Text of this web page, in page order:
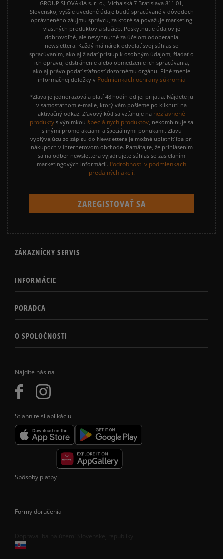
Nájdite nás na
Stiahnite si aplikáciu
GROUP SLOVAKIA s. r. o., Michalská 7 Bratislava 811 01,
Slovensko, vyššie uvedené údaje budú spracúvané v dôvodoch
oprávneného záujmu správcu, za ktoré sa považuje marketing
vlastných produktov a služieb. Poskytnutie údajov je
dobrovoľné, ale nevyhnutné za účelom odoberania
newslettera. Každý má nárok odvolať svoj súhlas so
spracúvaním, ako aj žiadať prístup k osobným údajom, žiadať o
ich opravu, odstránenie alebo obmedzenie ich spracúvania,
ako aj právo podať sťažnosť dozornému orgánu. Plné znenie
informačnej doložky v Podmienkach ochrany súkromia
*Zľava je jednorazová a platí 48 hodín od jej prijatia. Nájdete ju
v samostatnom e-maile, ktorý vám pošleme po kliknutí na
aktivačný odkaz. Zľavový kód sa vzťahuje na nezľavnené
produkty s výnimkou špeciálnych produktov, nekombinuje sa
s inými promo akciami a špeciálnymi ponukami. Zľavu
vyplývajúcu zo zápisu do Newslettera je možné uplatniť iba pri
nákupoch v internetovom obchode. Pamätajte, že prihlásením
sa na odber newslettera vyjadrujete súhlas so zasielaním
marketingových informácií. Podrobnosti v podmienkach
predajných akcií.
ZÁKAZNÍCKY SERVIS
INFORMÁCIE
PORADCA
O SPOLOČNOSTI
Spôsoby platby
Formy doručenia